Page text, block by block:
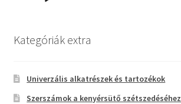
Kategóriák extra
Univerzális alkatrészek és tartozékok
Szerszámok a kenyérsütő szétszedéséhez